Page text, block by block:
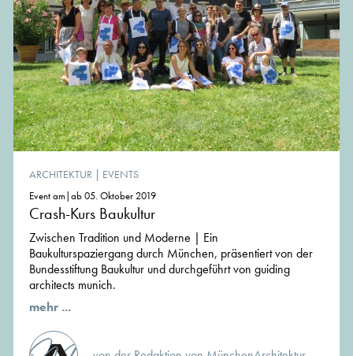
ARCHITEKTUR | EVENTS
Event am|ab 05. Oktober 2019
Crash-Kurs Baukultur
Zwischen Tradition und Moderne | Ein
Baukulturspaziergang durch München, präsentiert von der
Bundesstiftung Baukultur und durchgeführt von guiding
architects munich.
mehr ...